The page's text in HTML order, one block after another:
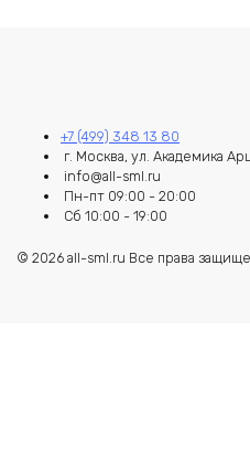
+7 (499) 348 13 80
г. Москва, ул. Академика
info@all-sml.ru
Пн-пт 09:00 - 20:00
Сб 10:00 - 19:00
© 2026 all-sml.ru Все права